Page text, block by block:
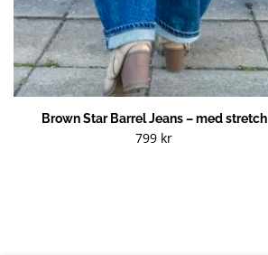
Brown Star Barrel Jeans – med stretch
799 kr